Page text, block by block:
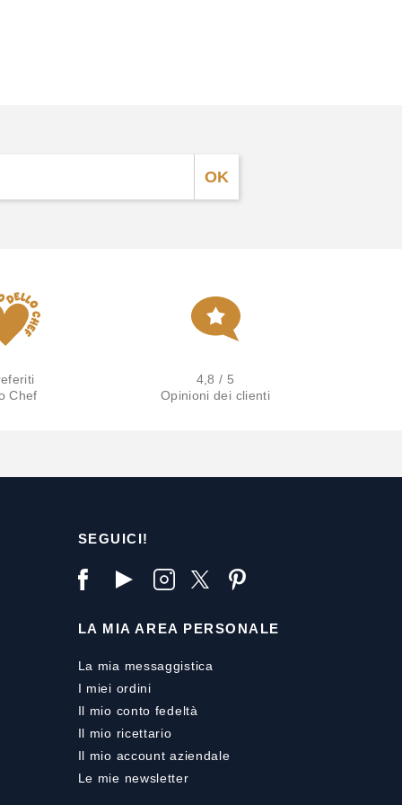
Chef
4,8 / 5
Opinioni dei clienti
SEGUICI!
LA MIA AREA PERSONALE
La mia messaggistica
I miei ordini
Il mio conto fedeltà
Il mio ricettario
Il mio account aziendale
Le mie newsletter